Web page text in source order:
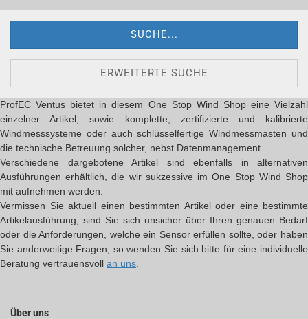
SUCHE...
ERWEITERTE SUCHE
ProfEC Ventus bietet in diesem One Stop Wind Shop eine Vielzahl
einzelner Artikel, sowie komplette, zertifizierte und kalibrierte
Windmesssysteme oder auch schlüsselfertige Windmessmasten und
die technische Betreuung solcher, nebst Datenmanagement.
Verschiedene dargebotene Artikel sind ebenfalls in alternativen
Ausführungen erhältlich, die wir sukzessive im One Stop Wind Shop
mit aufnehmen werden.
Vermissen Sie aktuell einen bestimmten Artikel oder eine bestimmte
Artikelausführung, sind Sie sich unsicher über Ihren genauen Bedarf
oder die Anforderungen, welche ein Sensor erfüllen sollte, oder haben
Sie anderweitige Fragen, so wenden Sie sich bitte für eine individuelle
Beratung vertrauensvoll an uns
Über uns